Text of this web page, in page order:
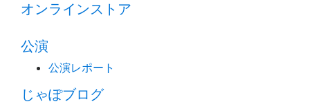
オンラインストア
公演
公演レポート
じゃぽブログ